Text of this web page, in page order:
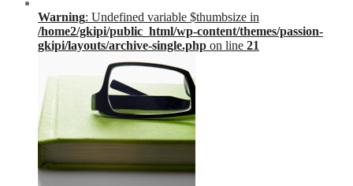
Warning: Undefined variable $thumbsize in
/home2/gkipi/public_html/wp-content/themes/passion-
gkipi/layouts/archive-single.php on line 21